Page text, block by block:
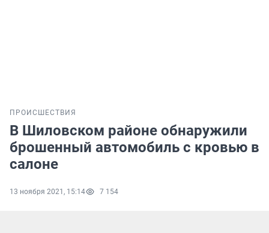
ПРОИСШЕСТВИЯ
В Шиловском районе обнаружили
брошенный автомобиль с кровью в
салоне
13 ноября 2021, 15:14 7 154